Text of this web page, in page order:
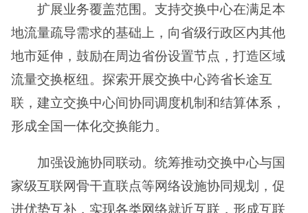
扩展业务覆盖范围。支持交换中心在满足本
地流量疏导需求的基础上，向省级行政区内其他
地市延伸，鼓励在周边省份设置节点，打造区域
流量交换枢纽。探索开展交换中心跨省长途互
联，建立交换中心间协同调度机制和结算体系，
形成全国一体化交换能力。
加强设施协同联动。统筹推动交换中心与国
家级互联网骨干直联点等网络设施协同规划，促
进优势互补，实现各类网络就近互联，形成互联